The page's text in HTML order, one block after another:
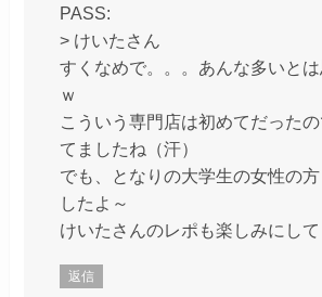
PASS:
> けいたさん
すくなめで。。。あんな多いと
ｗ
こういう専門店は初めてだった
てましたね（汗）
でも、となりの大学生の女性の
したよ～
けいたさんのレポも楽しみにして
返信